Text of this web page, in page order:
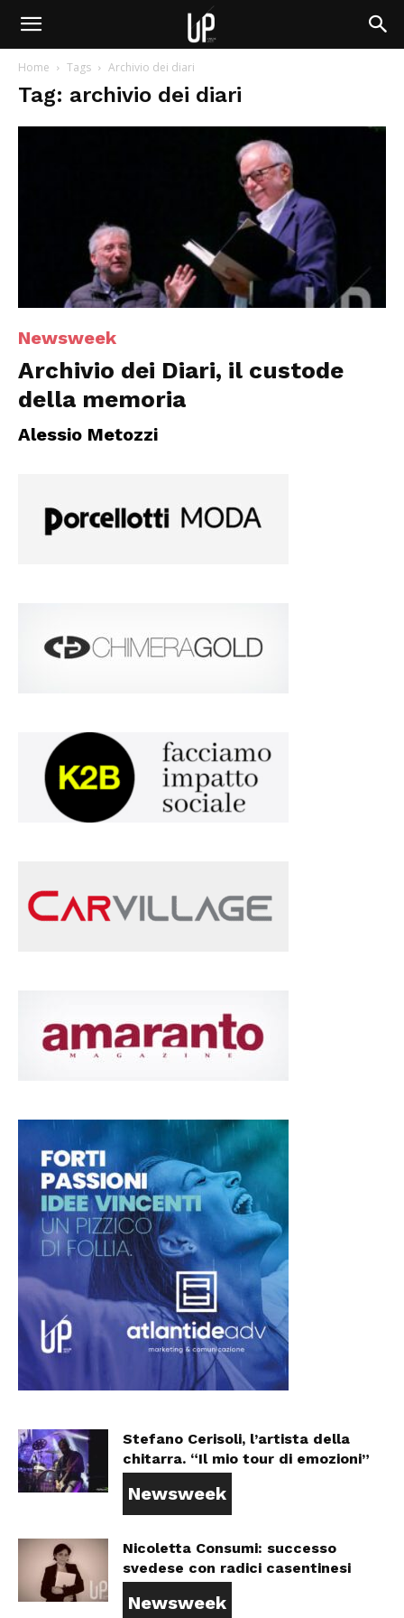
Home Tags Archivio dei diari
Tag: archivio dei diari
Newsweek
Archivio dei Diari, il custode
della memoria
Alessio Metozzi
Stefano Cerisoli, l’artista della
chitarra. “Il mio tour di emozioni”
Newsweek
Nicoletta Consumi: successo
svedese con radici casentinesi
Newsweek